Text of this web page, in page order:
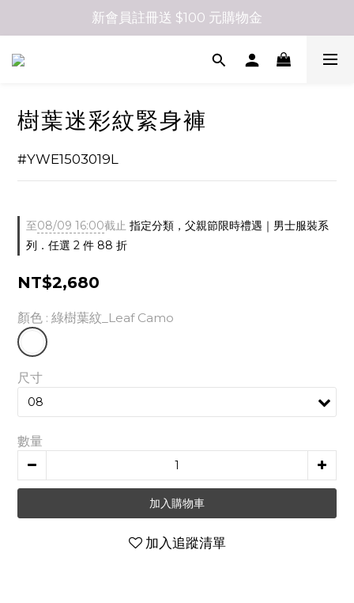
新會員註冊送 $100 元購物金
樹葉迷彩紋緊身褲
#YWE1503019L
至08/09 16:00截止 指定分類，父親節限時禮遇｜男士服裝系
列．任選 2 件 88 折
NT$2,680
顏色 : 綠樹葉紋_Leaf Camo
尺寸
數量
加入購物車
加入追蹤清單